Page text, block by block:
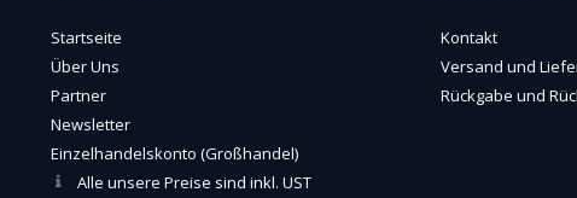
Startseite
Über Uns
Partner
Newsletter
Einzelhandelskonto (Großhandel)
Alle unsere Preise sind inkl. UST
Kontakt
Versand und
Rückgabe und